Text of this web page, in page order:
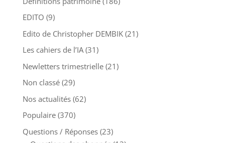
Définitions patrimoine (186)
EDITO (9)
Edito de Christopher DEMBIK(21)
Les cahiers de l’IA(31)
Newletters trimestrielle (21)
Non classé (29)
Nos actualités(62)
Populaire (370)
Questions / Réponses(23)